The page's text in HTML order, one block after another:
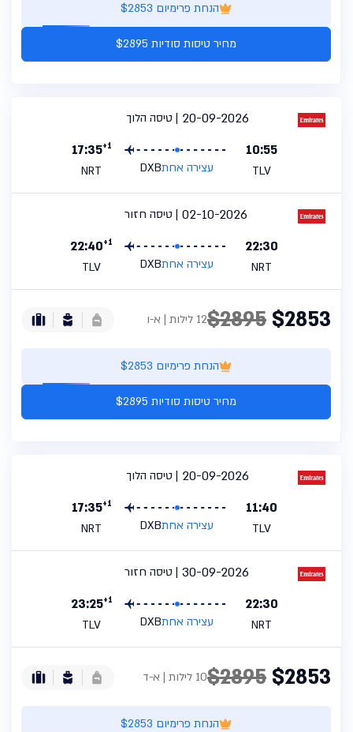
הנחת פרימיום $2853
מחיר טיסות סודיות $2895
טיסה הלוך
20-09-2026
10:55
TLV עצירה אחתDXB
17:35+1
NRT
טיסה חזור
02-10-2026
22:30
NRT עצירה אחתDXB
22:40+1
TLV
$2853
$289512 לילות | א-ו
הנחת פרימיום $2853
מחיר טיסות סודיות $2895
טיסה הלוך
20-09-2026
11:40
TLV עצירה אחתDXB
17:35+1
NRT
טיסה חזור
30-09-2026
22:30
NRT עצירה אחתDXB
23:25+1
TLV
$2853
$289510 לילות | א-ד
הנחת פרימיום $2853